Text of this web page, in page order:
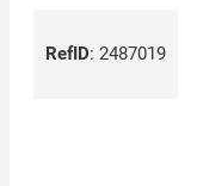
RefID: 2487019